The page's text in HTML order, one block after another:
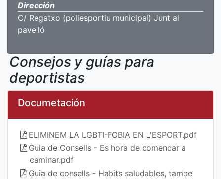
Dirección
C/ Regatxo (poliesportiu municipal) Junt al
pavelló
Consejos y guías para
deportistas
Documetación
ELIMINEM LA LGBTI-FOBIA EN L'ESPORT.pdf
Guia de Consells - Es hora de comencar a
caminar.pdf
Guia de consells - Habits saludables, tambe